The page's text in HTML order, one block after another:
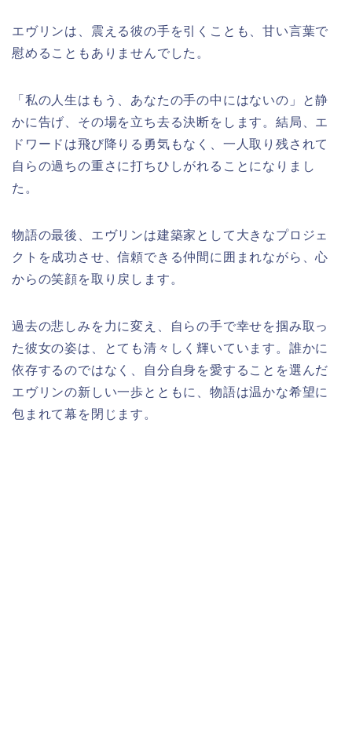
エヴリンは、震える彼の手を引くことも、甘い言葉で
慰めることもありませんでした。
「私の人生はもう、あなたの手の中にはないの」と静
かに告げ、その場を立ち去る決断をします。結局、エ
ドワードは飛び降りる勇気もなく、一人取り残されて
自らの過ちの重さに打ちひしがれることになりまし
た。
物語の最後、エヴリンは建築家として大きなプロジェ
クトを成功させ、信頼できる仲間に囲まれながら、心
からの笑顔を取り戻します。
過去の悲しみを力に変え、自らの手で幸せを掴み取っ
た彼女の姿は、とても清々しく輝いています。誰かに
依存するのではなく、自分自身を愛することを選んだ
エヴリンの新しい一歩とともに、物語は温かな希望に
包まれて幕を閉じます。